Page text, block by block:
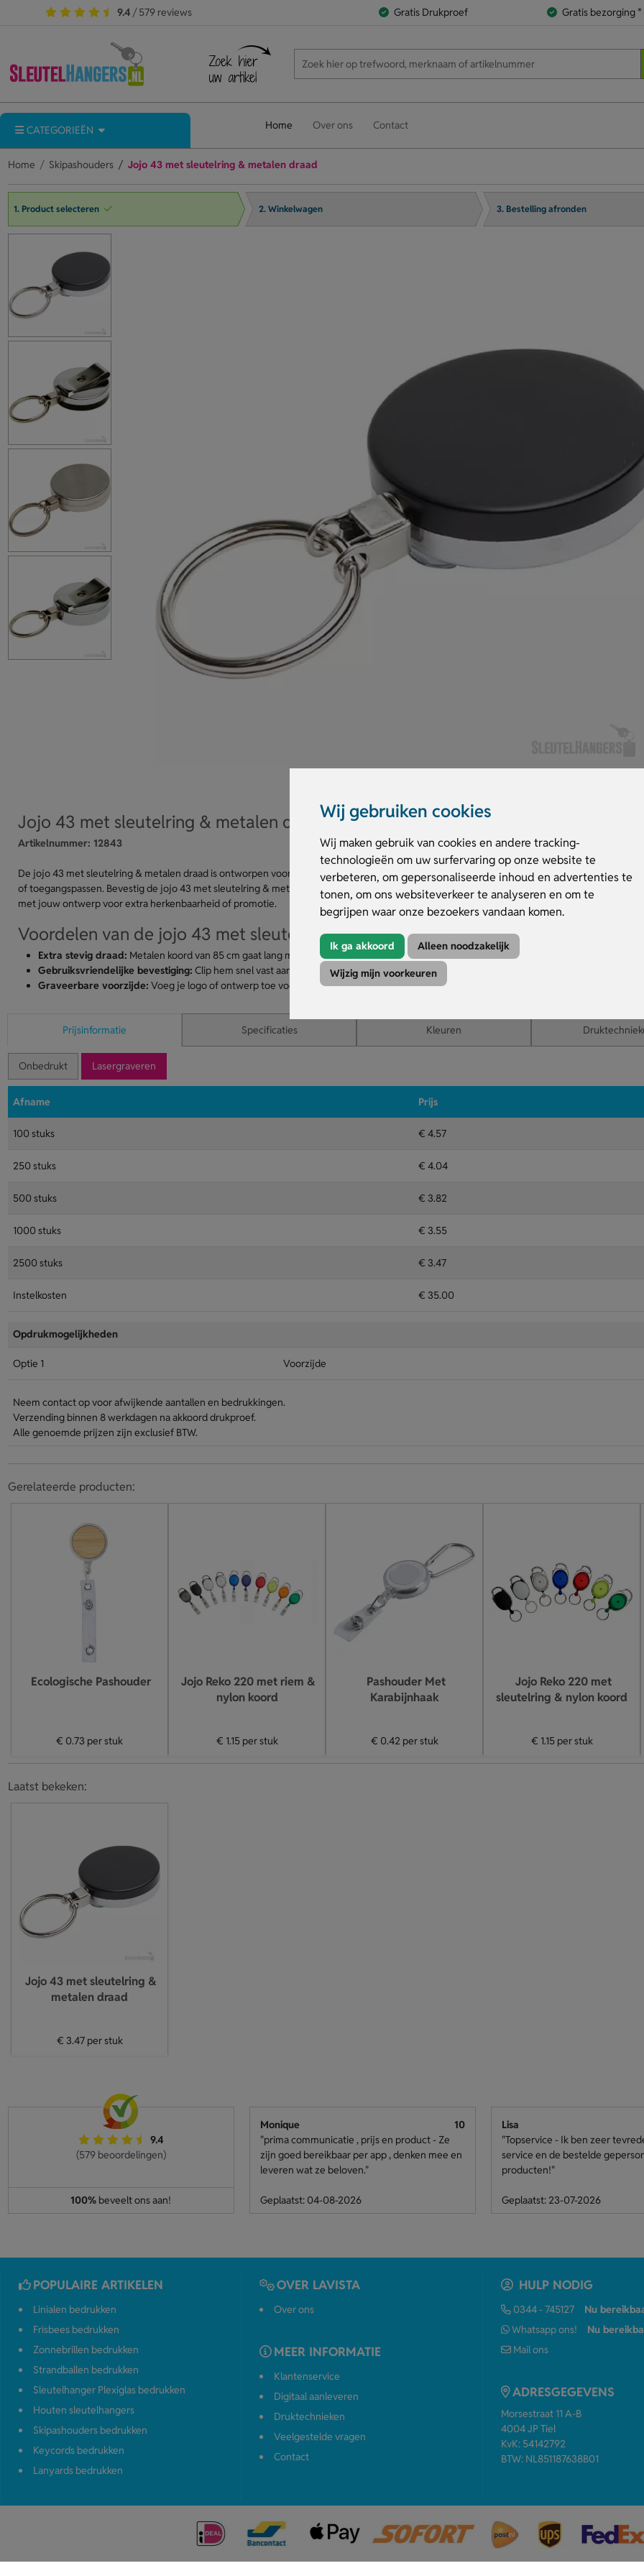
Wij gebruiken cookies
Wij maken gebruik van cookies en andere tracking-
technologieën om uw surfervaring op onze website te
verbeteren, om gepersonaliseerde inhoud en advertenties te
tonen, om ons websiteverkeer te analyseren en om te
begrijpen waar onze bezoekers vandaan komen.
Ik ga akkoord Alleen noodzakelijk
Wijzig mijn voorkeuren
9.4 / 579 reviews Gratis Drukproef Gratis bezorging *
CATEGORIEËN Home Over ons Contact
Home Skipashouders Jojo 43 met sleutelring & metalen draad
1. Product selecteren 2. Winkelwagen 3. Bestelling afronden
Jojo 43 met sleutelring & metalen draad
Artikelnummer: 12843
De jojo 43 met sleutelring & metalen draad is ontworpen voor dagelijks gebruik. De sterke metalen draad van 85 cm biedt voldoende lengte
of toegangspassen. Bevestig de jojo 43 met sleutelring & metalen draad eenvoudig aan je broek of riem met de badgeclip. Laat de voorzijde
met jouw ontwerp voor extra herkenbaarheid of promotie.
Voordelen van de jojo 43 met sleutelring & metalen draad
Extra stevig draad: Metalen koord van 85 cm gaat lang mee en biedt veel bewegingsvrijheid.
Gebruiksvriendelijke bevestiging: Clip hem snel vast aan je broek of riem met de badgeclip.
Graveerbare voorzijde: Voeg je logo of ontwerp toe voor herkenbaarheid of promotie.
Prijsinformatie Specificaties Kleuren
Onbedrukt Lasergraveren
Afname Prijs
100 stuks € 4.57
250 stuks € 4.04
500 stuks € 3.82
1000 stuks € 3.55
2500 stuks € 3.47
Instelkosten € 35.00
Opdrukmogelijkheden
Optie 1 Voorzijde
Neem contact op voor afwijkende aantallen en bedrukkingen.
Verzending binnen 8 werkdagen na akkoord drukproef.
Alle genoemde prijzen zijn exclusief BTW.
Gerelateerde producten:
Ecologische Pashouder
€ 0.73 per stuk
Jojo Reko 220 met riem &
nylon koord
€ 1.15per stuk
Pashouder Met
Karabijnhaak
€ 0.42per stuk
Jojo Reko 220 met
sleutelring & nylon koord
€ 1.15per stuk
Laatst bekeken:
Jojo 43 met sleutelring &
metalen draad
€ 3.47per stuk
9.4
(579 beoordelingen)
100% beveelt ons aan!
Monique
10
"prima communicatie , prijs en product - Ze
zijn goed bereikbaar per app , denken mee en
leveren wat ze beloven."
Geplaatst: 04-08-2026
Lisa
"Topservice - Ik ben zeer
service en de bestelde
producten!"
Geplaatst: 23-07-2026
POPULAIRE ARTIKELEN
Linialen bedrukken
Frisbees bedrukken
Zonnebrillen bedrukken
Strandballen bedrukken
Sleutelhanger Plexiglas bedrukken
Houten sleutelhangers
Skipashouders bedrukken
Keycords bedrukken
Lanyards bedrukken
OVER LAVISTA
Over ons
MEER INFORMATIE
Klantenservice
Digitaal aanleveren
Druktechnieken
Veelgestelde vragen
Contact
HULP NODIG
0344 - 745127
Nu
Whatsapp ons!
Nu
Mail ons
ADRESGEGEVENS
Morsestraat 11 A-B
4004 JP Tiel
KvK: 54142792
BTW: NL851187638B01